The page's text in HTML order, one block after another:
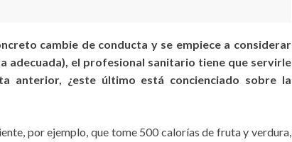
cambie de conducta y se empiece a considerar
adecuada), el profesional sanitario tiene que servirle
anterior, ¿este último está concienciado sobre la
por ejemplo, que tome 500 calorías de fruta y verdura,